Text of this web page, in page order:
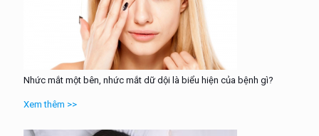
Nhức mắt một bên, nhức mắt dữ dội là biểu hiện của bệnh gì?
Xem thêm >>